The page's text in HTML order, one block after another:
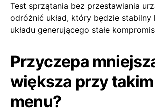
Test sprzątania bez przestawiania
odróżnić układ, który będzie stabilny
układu generującego stałe
Przyczepa
większa przy
menu?